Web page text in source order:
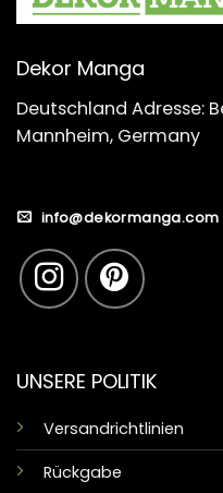
Dekor Manga
Deutschland Adresse:
Mannheim, Germany
info@dekormanga.com
UNSERE POLITIK
Versandrichtlinien
Rückgabe